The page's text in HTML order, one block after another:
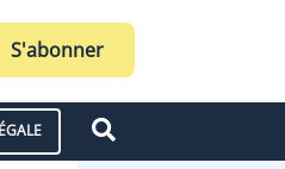
S'abonner